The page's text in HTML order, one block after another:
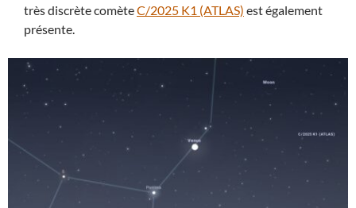
très discrète comèteC/2025 K1 (ATLAS) est également
présente.